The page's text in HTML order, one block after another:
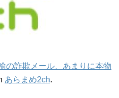
の詐欺メール、あまりに本物
あらまめ2ch.